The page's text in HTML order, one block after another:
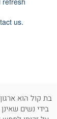
us.
בת קול הוא
בידי נשים